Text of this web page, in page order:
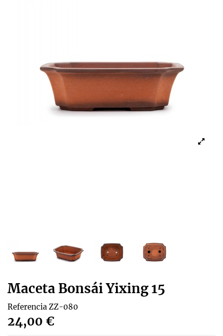
Maceta Bonsái Yixing 15
Referencia ZZ-080
24,00 €